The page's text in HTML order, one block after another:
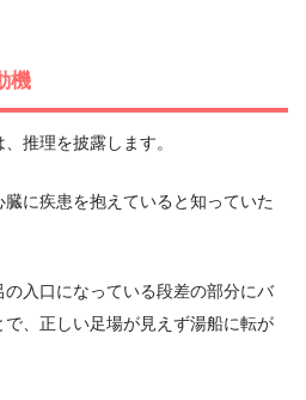
機
推理を披露します。
に疾患を抱えていると知っていた
入口になっている段差の部分にバ
、正しい足場が見えず湯船に転が